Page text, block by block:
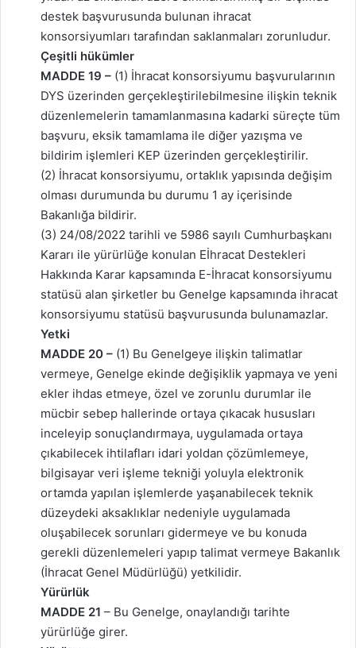
destek başvurusunda bulunan ihracat
konsorsiyumları tarafından saklanmaları zorunludur.
Çeşitli hükümler
MADDE 19 – (1) İhracat konsorsiyumu başvurularının
DYS üzerinden gerçekleştirilebilmesine ilişkin teknik
düzenlemelerin tamamlanmasına kadarki süreçte tüm
başvuru, eksik tamamlama ile diğer yazışma ve
bildirim işlemleri KEP üzerinden gerçekleştirilir.
(2) İhracat konsorsiyumu, ortaklık yapısında değişim
olması durumunda bu durumu 1 ay içerisinde
Bakanlığa bildirir.
(3) 24/08/2022 tarihli ve 5986 sayılı Cumhurbaşkanı
Kararı ile yürürlüğe konulan Eİhracat Destekleri
Hakkında Karar kapsamında E-İhracat konsorsiyumu
statüsü alan şirketler bu Genelge kapsamında ihracat
konsorsiyumu statüsü başvurusunda bulunamazlar.
Yetki
MADDE 20 – (1) Bu Genelgeye ilişkin talimatlar
vermeye, Genelge ekinde değişiklik yapmaya ve yeni
ekler ihdas etmeye, özel ve zorunlu durumlar ile
mücbir sebep hallerinde ortaya çıkacak hususları
inceleyip sonuçlandırmaya, uygulamada ortaya
çıkabilecek ihtilafları idari yoldan çözümlemeye,
bilgisayar veri işleme tekniği yoluyla elektronik
ortamda yapılan işlemlerde yaşanabilecek teknik
düzeydeki aksaklıklar nedeniyle uygulamada
oluşabilecek sorunları gidermeye ve bu konuda
gerekli düzenlemeleri yapıp talimat vermeye Bakanlık
(İhracat Genel Müdürlüğü) yetkilidir.
Yürürlük
MADDE 21 – Bu Genelge, onaylandığı tarihte
yürürlüğe girer.